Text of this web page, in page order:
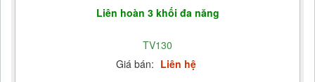
Liên hoàn 3 khối đa năng
TV130
Giá bán: Liên hệ